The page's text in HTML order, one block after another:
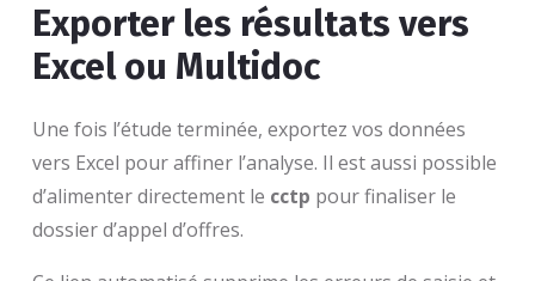
Exporter les résultats vers
Excel ou Multidoc
Une fois l’étude terminée, exportez vos données
vers Excel pour affiner l’analyse. Il est aussi possible
d’alimenter directement le cctp pour finaliser le
dossier d’appel d’offres.